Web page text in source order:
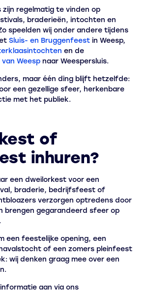
zijn regelmatig te vinden op
braderieën, intochten en
speelden wij onder andere tijdens
Sluis- en Bruggenfeest in Weesp,
en de
Weesp naar Weespersluis.
maar één ding blijft hetzelfde:
een gezellige sfeer, herkenbare
met het publiek.
of
inhuren?
een dweilorkest voor een
braderie, bedrijfsfeest of
verzorgen optredens door
brengen gegarandeerd sfeer op
een feestelijke opening, een
of een zomers pleinfeest
wij denken graag mee over een
aan via ons